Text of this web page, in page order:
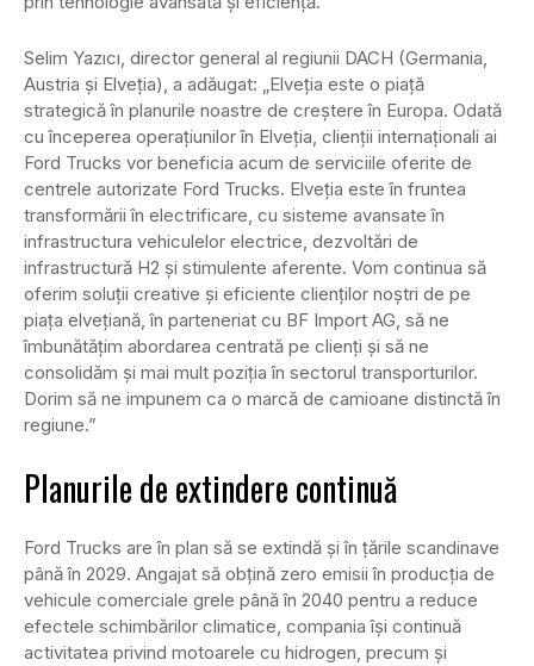
Selim Yazıcı, director general al regiunii DACH (Germania,
Austria și Elveția), a adăugat: „Elveția este o piață
strategică în planurile noastre de creștere în Europa. Odată
cu începerea operațiunilor în Elveția, clienții internaționali ai
Ford Trucks vor beneficia acum de serviciile oferite de
centrele autorizate Ford Trucks. Elveția este în fruntea
transformării în electrificare, cu sisteme avansate în
infrastructura vehiculelor electrice, dezvoltări de
infrastructură H2 și stimulente aferente. Vom continua să
oferim soluții creative și eficiente clienților noștri de pe
piața elvețiană, în parteneriat cu BF Import AG, să ne
îmbunătățim abordarea centrată pe clienți și să ne
consolidăm și mai mult poziția în sectorul transporturilor.
Dorim să ne impunem ca o marcă de camioane distinctă în
regiune.”
Planurile de extindere continuă
Ford Trucks are în plan să se extindă și în țările scandinave
până în 2029. Angajat să obțină zero emisii în producția de
vehicule comerciale grele până în 2040 pentru a reduce
efectele schimbărilor climatice, compania își continuă
activitatea privind motoarele cu hidrogen, precum și